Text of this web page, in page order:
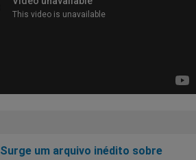
Surge um arquivo inédito sobre